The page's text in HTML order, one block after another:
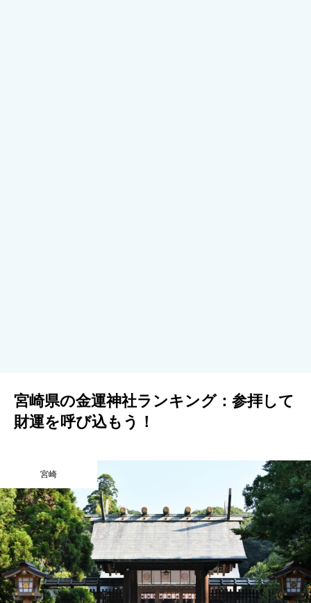
宮崎県の金運神社ランキング：参拝して
財運を呼び込もう！
宮崎